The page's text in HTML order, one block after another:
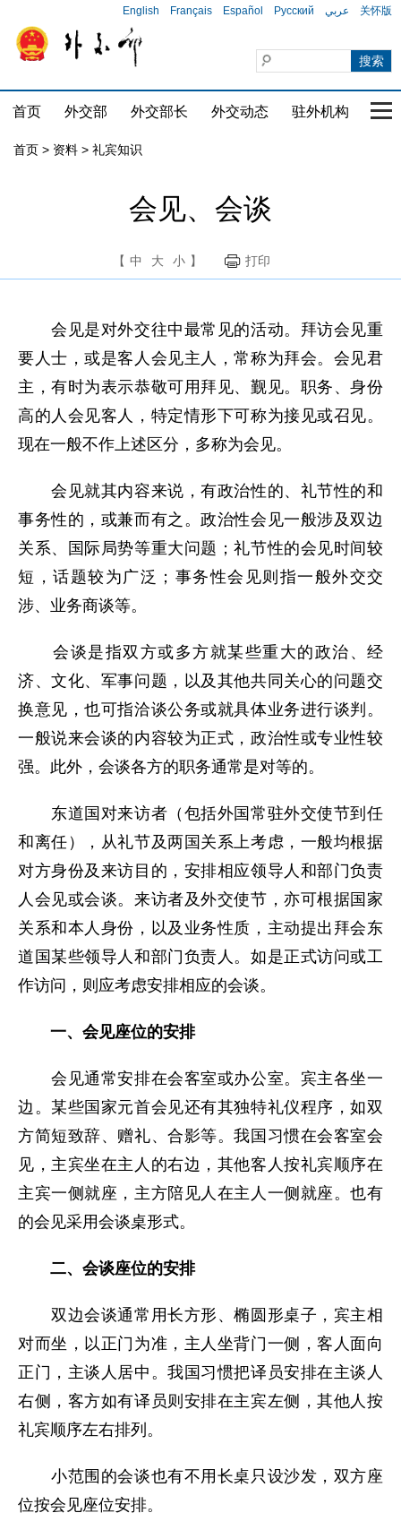
English Français Español Русский عربي 关怀版
首页 外交部 外交部长 外交动态 驻外机构 国
首页 > 资料 > 礼宾知识
会见、会谈
【 中 大 小 】 打印
会见是对外交往中最常见的活动。拜访会见重
要人士，或是客人会见主人，常称为拜会。会见君
主，有时为表示恭敬可用拜见、觐见。职务、身份
高的人会见客人，特定情形下可称为接见或召见。
现在一般不作上述区分，多称为会见。
会见就其内容来说，有政治性的、礼节性的和
事务性的，或兼而有之。政治性会见一般涉及双边
关系、国际局势等重大问题；礼节性的会见时间较
短，话题较为广泛；事务性会见则指一般外交交
涉、业务商谈等。
会谈是指双方或多方就某些重大的政治、经
济、文化、军事问题，以及其他共同关心的问题交
换意见，也可指洽谈公务或就具体业务进行谈判。
一般说来会谈的内容较为正式，政治性或专业性较
强。此外，会谈各方的职务通常是对等的。
东道国对来访者（包括外国常驻外交使节到任
和离任），从礼节及两国关系上考虑，一般均根据
对方身份及来访目的，安排相应领导人和部门负责
人会见或会谈。来访者及外交使节，亦可根据国家
关系和本人身份，以及业务性质，主动提出拜会东
道国某些领导人和部门负责人。如是正式访问或工
作访问，则应考虑安排相应的会谈。
一、会见座位的安排
会见通常安排在会客室或办公室。宾主各坐一
边。某些国家元首会见还有其独特礼仪程序，如双
方简短致辞、赠礼、合影等。我国习惯在会客室会
见，主宾坐在主人的右边，其他客人按礼宾顺序在
主宾一侧就座，主方陪见人在主人一侧就座。也有
的会见采用会谈桌形式。
二、会谈座位的安排
双边会谈通常用长方形、椭圆形桌子，宾主相
对而坐，以正门为准，主人坐背门一侧，客人面向
正门，主谈人居中。我国习惯把译员安排在主谈人
右侧，客方如有译员则安排在主宾左侧，其他人按
礼宾顺序左右排列。
小范围的会谈也有不用长桌只设沙发，双方座
位按会见座位安排。